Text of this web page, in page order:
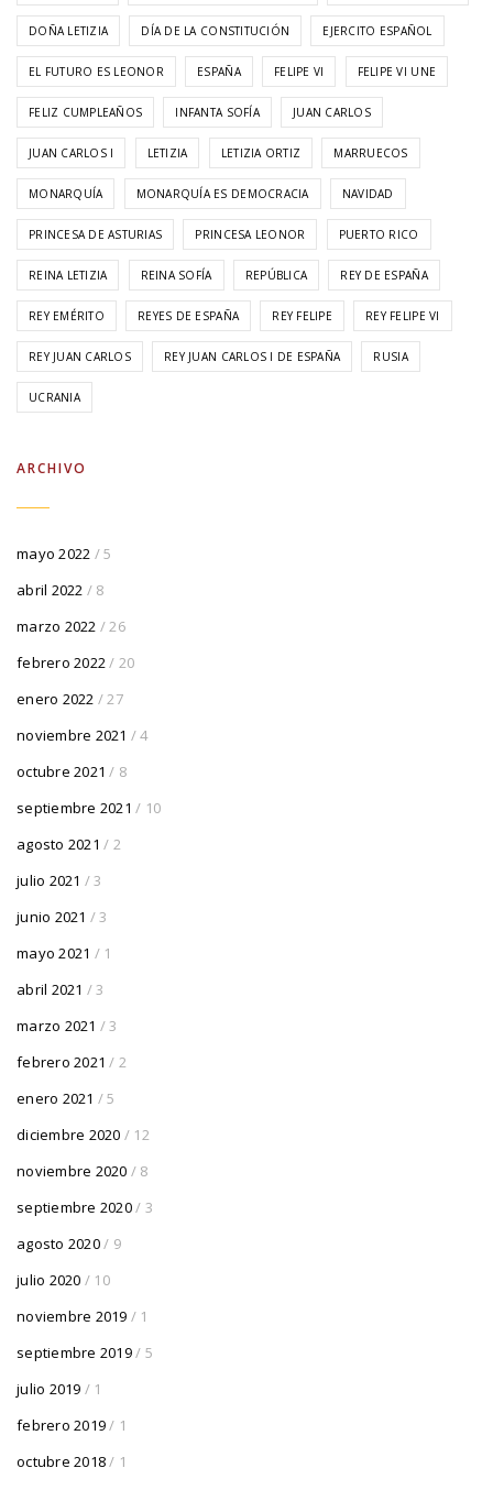
DOÑA LETIZIA DÍA DE LA CONSTITUCIÓN EJERCITO ESPAÑOL
EL FUTURO ES LEONOR ESPAÑA FELIPE VI FELIPE VI UNE
FELIZ CUMPLEAÑOS INFANTA SOFÍA JUAN CARLOS
JUAN CARLOS I LETIZIA LETIZIA ORTIZ MARRUECOS
MONARQUÍA MONARQUÍA ES DEMOCRACIA NAVIDAD
PRINCESA DE ASTURIAS PRINCESA LEONOR PUERTO RICO
REINA LETIZIA REINA SOFÍA REPÚBLICA REY DE ESPAÑA
REY EMÉRITO REYES DE ESPAÑA REY FELIPE REY FELIPE VI
REY JUAN CARLOS REY JUAN CARLOS I DE ESPAÑA RUSIA
UCRANIA
ARCHIVO
mayo 2022 / 5
abril 2022 / 8
marzo 2022 / 26
febrero 2022/ 20
enero 2022 / 27
noviembre 2021 / 4
octubre 2021 / 8
septiembre 2021 / 10
agosto 2021 / 2
julio 2021 / 3
junio 2021 / 3
mayo 2021 / 1
abril 2021 / 3
marzo 2021 / 3
febrero 2021 / 2
enero 2021 / 5
diciembre 2020 / 12
noviembre 2020 / 8
septiembre 2020/ 3
agosto 2020/ 9
julio 2020 / 10
noviembre 2019 / 1
septiembre 2019/ 5
julio 2019 / 1
febrero 2019/ 1
octubre 2018/ 1